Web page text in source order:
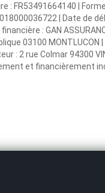
: FR53491664140 |
| Date de
: GAN
03100
: 2 rue Colmar 94300
et financièrement